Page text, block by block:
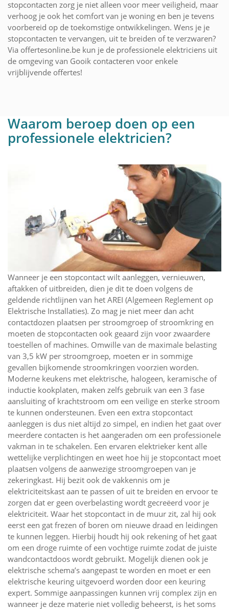
stopcontacten zorg je niet alleen voor meer veiligheid, maar
verhoog je ook het comfort van je woning en ben je tevens
voorbereid op de toekomstige ontwikkelingen. Wens je je
stopcontacten te vervangen, uit te breiden of te verzwaren?
Via offertesonline.be kun je de professionele elektriciens uit
de omgeving van Gooik contacteren voor enkele
vrijblijvende offertes!
Waarom beroep doen op een
professionele elektricien?
Wanneer je een stopcontact wilt aanleggen, vernieuwen,
aftakken of uitbreiden, dien je dit te doen volgens de
geldende richtlijnen van het AREI (Algemeen Reglement op
Elektrische Installaties). Zo mag je niet meer dan acht
contactdozen plaatsen per stroomgroep of stroomkring en
moeten de stopcontacten ook geaard zijn voor zwaardere
toestellen of machines. Omwille van de maximale belasting
van 3,5 kW per stroomgroep, moeten er in sommige
gevallen bijkomende stroomkringen voorzien worden.
Moderne keukens met elektrische, halogeen, keramische of
inductie kookplaten, maken zelfs gebruik van een 3 fase
aansluiting of krachtstroom om een veilige en sterke stroom
te kunnen ondersteunen. Even een extra stopcontact
aanleggen is dus niet altijd zo simpel, en indien het gaat over
meerdere contacten is het aangeraden om een professionele
vakman in te schakelen. Een ervaren elektrieker kent alle
wettelijke verplichtingen en weet hoe hij je stopcontact moet
plaatsen volgens de aanwezige stroomgroepen van je
zekeringkast. Hij bezit ook de vakkennis om je
elektriciteitskast aan te passen of uit te breiden en ervoor te
zorgen dat er geen overbelasting wordt gecreëerd voor je
elektriciteit. Waar het stopcontact in de muur zit, zal hij ook
eerst een gat frezen of boren om nieuwe draad en leidingen
te kunnen leggen. Hierbij houdt hij ook rekening of het gaat
om een droge ruimte of een vochtige ruimte zodat de juiste
wandcontactdoos wordt gebruikt. Mogelijk dienen ook je
elektrische schema’s aangepast te worden en moet er een
elektrische keuring uitgevoerd worden door een keuring
expert. Sommige aanpassingen kunnen vrij complex zijn en
wanneer je deze materie niet volledig beheerst, is het soms